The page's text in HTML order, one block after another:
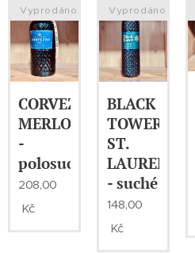
CORVEZZO
MERLOT
-
polosuché
Vyprodáno
208,00
Kč
BLACK
TOWER
ST.
LAURENT
- suché
Vyprodáno
148,00
Kč